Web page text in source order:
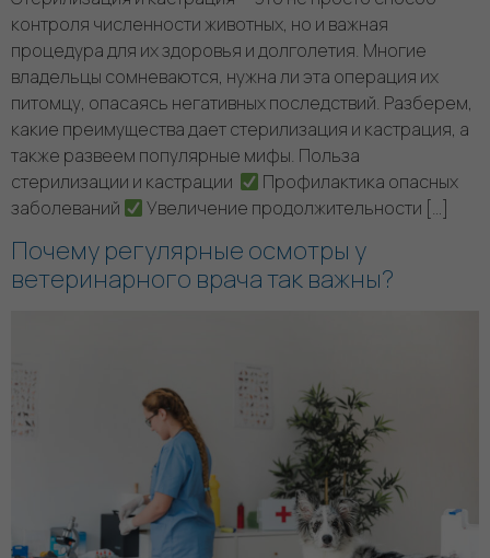
контроля численности животных, но и важная
процедура для их здоровья и долголетия. Многие
владельцы сомневаются, нужна ли эта операция их
питомцу, опасаясь негативных последствий. Разберем,
какие преимущества дает стерилизация и кастрация, а
также развеем популярные мифы. Польза
стерилизации и кастрации
Профилактика опасных
заболеваний
Увеличение продолжительности […]
Почему регулярные осмотры у
ветеринарного врача так важны?